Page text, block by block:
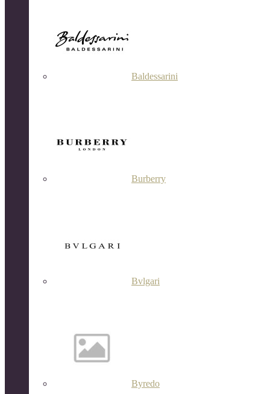
Baldessarini
Burberry
Bvlgari
Byredo